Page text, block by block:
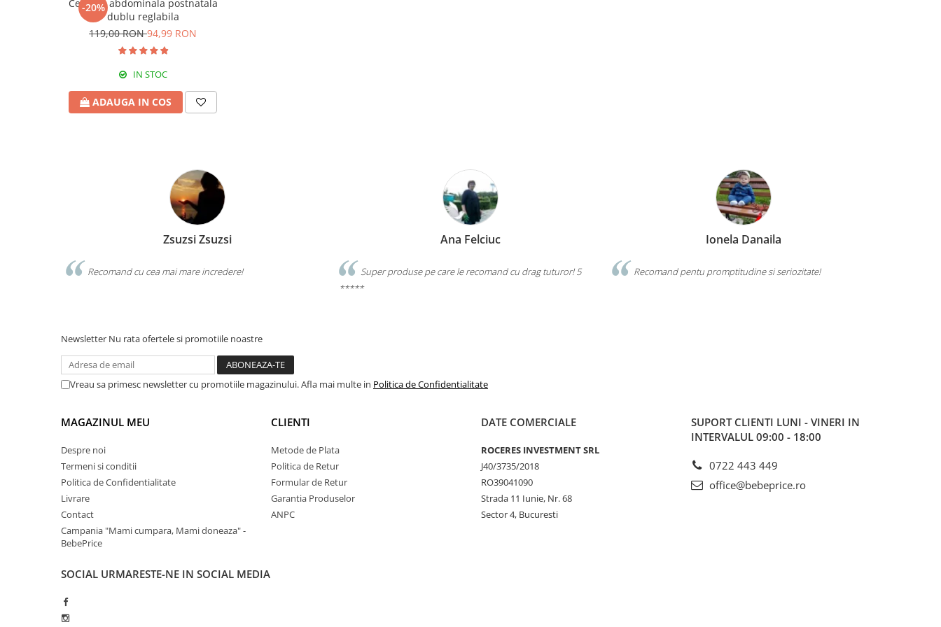
-20%
Centura abdominala postnatala
dublu reglabila
119,00 RON94,99 RON
IN STOC
ADAUGA IN COS
Zsuzsi Zsuzsi
Recomand cu cea mai mare incredere!
Ana Felciuc
Super produse pe care le recomand cu drag tuturor! 5
*****
Ionela Danaila
Recomand pentu promptitudine si seriozitate!
Newsletter Nu rata ofertele si promotiile noastre
Vreau sa primesc newsletter cu promotiile magazinului. Afla mai multe in Politica de Confidentialitate
MAGAZINUL MEU
Despre noi
Termeni si conditii
Politica de Confidentialitate
Livrare
Contact
Campania "Mami cumpara, Mami doneaza" -
BebePrice
CLIENTI
Metode de Plata
Politica de Retur
Formular de Retur
Garantia Produselor
ANPC
DATE COMERCIALE
ROCERES INVESTMENT SRL
J40/3735/2018
RO39041090
Strada 11 Iunie, Nr. 68
Sector 4, Bucuresti
SUPORT CLIENTI LUNI - VINERI IN
INTERVALUL 09:00 - 18:00
0722 443 449
office@bebeprice.ro
SOCIAL URMARESTE-NE IN SOCIAL MEDIA